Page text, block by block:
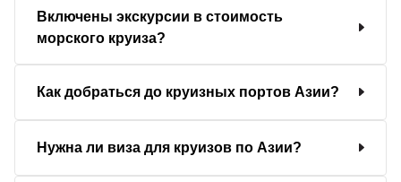
Включены экскурсии в стоимость
морского круиза?
Как добраться до круизных портов Азии?
Нужна ли виза для круизов по Азии?